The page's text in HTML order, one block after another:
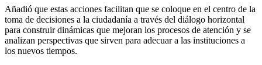
Añadió que estas acciones facilitan que se coloque en el centro de la
toma de decisiones a la ciudadanía a través del diálogo horizontal
para construir dinámicas que mejoran los procesos de atención y se
analizan perspectivas que sirven para adecuar a las instituciones a
los nuevos tiempos.